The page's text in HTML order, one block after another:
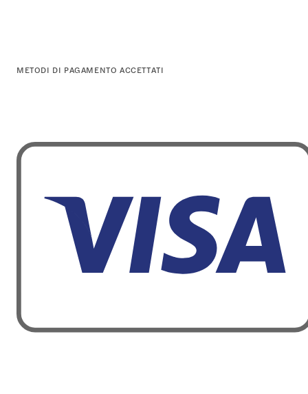
METODI DI PAGAMENTO ACCETTATI